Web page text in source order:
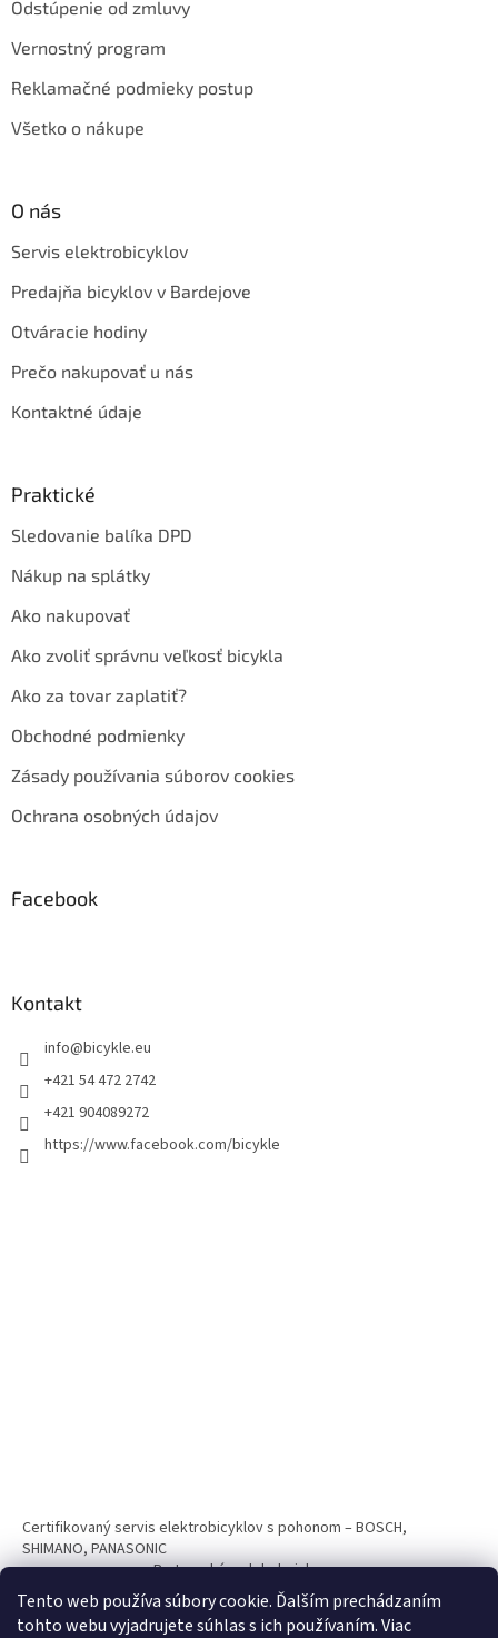
Tento web používa súbory cookie. Ďalším prechádzaním
tohto webu vyjadrujete súhlas s ich používaním. Viac
Odstúpenie od zmluvy
Vernostný program
Reklamačné podmieky postup
Všetko o nákupe
O nás
Servis elektrobicyklov
Predajňa bicyklov v Bardejove
Otváracie hodiny
Prečo nakupovať u nás
Kontaktné údaje
Praktické
Sledovanie balíka DPD
Nákup na splátky
Ako nakupovať
Ako zvoliť správnu veľkosť bicykla
Ako za tovar zaplatiť?
Obchodné podmienky
Zásady používania súborov cookies
Ochrana osobných údajov
Facebook
Kontakt
info@bicykle.eu
+421 54 472 2742
+421 904089272
https://www.facebook.com/bicykle
Certifikovaný servis elektrobicyklov s pohonom – BOSCH,
SHIMANO, PANASONIC
Partnerský web hokejshop.eu